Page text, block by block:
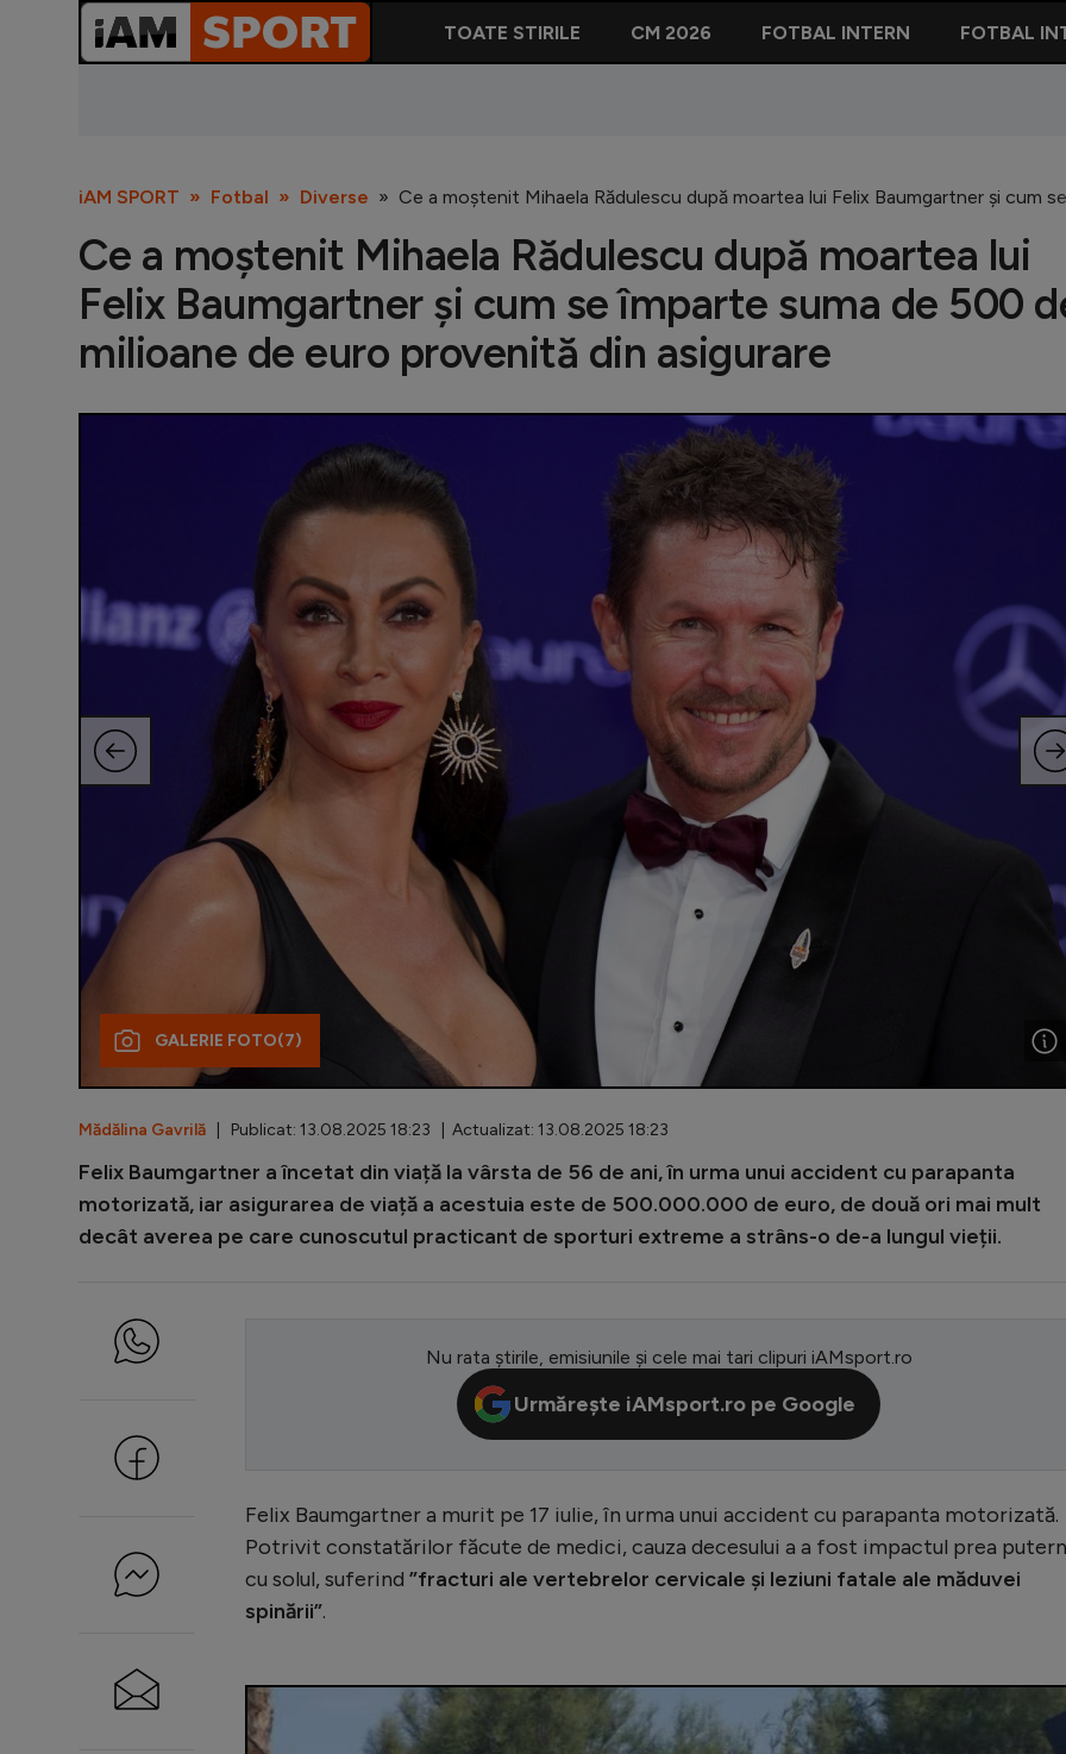
TOATE STIRILE CM 2026 FOTBAL INTERN FOTBAL
iAM SPORT Fotbal Diverse Ce a moștenit Mihaela Rădulescu după moartea lui Felix Baumgartner și cum
Ce a moștenit Mihaela Rădulescu după moartea lui
Felix Baumgartner și cum se împarte suma de 500
milioane de euro provenită din asigurare
GALERIE FOTO(7)
Mădălina Gavrilă | Publicat: 13.08.2025 18:23 | Actualizat: 13.08.2025 18:23
Felix Baumgartner a încetat din viață la vârsta de 56 de ani, în urma unui accident cu parapanta
motorizată, iar asigurarea de viață a acestuia este de 500.000.000 de euro, de două ori mai mult
decât averea pe care cunoscutul practicant de sporturi extreme a strâns-o de-a lungul vieții.
Nu rata știrile, emisiunile și cele mai tari clipuri iAMsport.ro
Urmărește iAMsport.ro pe Google
Felix Baumgartner a murit pe 17 iulie, în urma unui accident cu parapanta motorizată.
Potrivit constatărilor făcute de medici, cauza decesului a a fost impactul prea
cu solul, suferind ”fracturi ale vertebrelor cervicale și leziuni fatale ale măduvei
spinării”.